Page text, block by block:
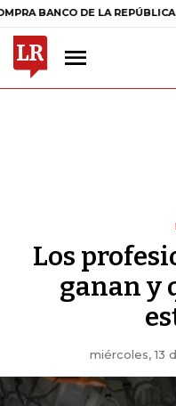
DE LA REPÚBLICA $
Los
ganan y
miércoles, 13